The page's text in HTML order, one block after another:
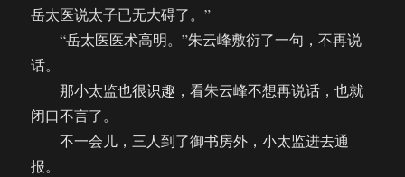
岳太医说太子已无大碍了。”
“岳太医医术高明。”朱云峰敷衍了一句，不再说
话。
那小太监也很识趣，看朱云峰不想再说话，也就
闭口不言了。
不一会儿，三人到了御书房外，小太监进去通
报。